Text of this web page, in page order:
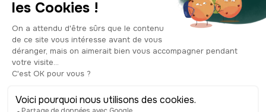
voir, que vous trouverez forcément
quelque chose qui vous fascine. Si vous
voulez aller le découvrir, sachez que
l’entrée est gratuite, mais qu’une
donation est suggérée. Vous pouvez
également profiter de la cafeteria du
musée située sur le toit pour un verre
avec vue, un café ou même un dîner,